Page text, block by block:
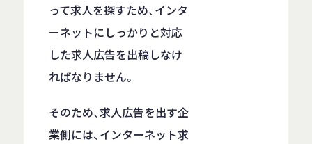
って求人を探すため、インタ
ーネットにしっかりと対応
した求人広告を出稿しなけ
ればなりません。
そのため、求人広告を出す企
業側には、インターネット求